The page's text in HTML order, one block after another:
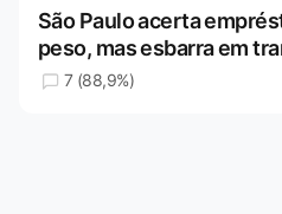
São Paulo acerta
peso, mas esbarra em
7 (88,9%)